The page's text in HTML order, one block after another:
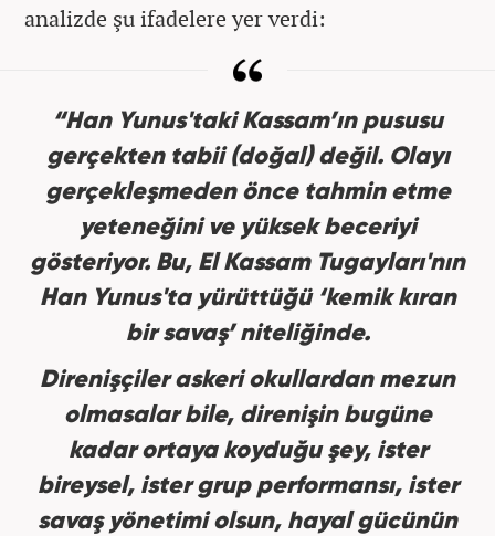
analizde şu ifadelere yer verdi:
“Han Yunus'taki Kassam’ın pususu
gerçekten tabii (doğal) değil. Olayı
gerçekleşmeden önce tahmin etme
yeteneğini ve yüksek beceriyi
gösteriyor. Bu, El Kassam Tugayları'nın
Han Yunus'ta yürüttüğü ‘kemik kıran
bir savaş’ niteliğinde.
Direnişçiler askeri okullardan mezun
olmasalar bile, direnişin bugüne
kadar ortaya koyduğu şey, ister
bireysel, ister grup performansı, ister
savaş yönetimi olsun, hayal gücünün